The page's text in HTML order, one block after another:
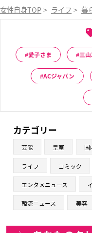
女性自身TOP > ライフ > 暮
愛子さま 三
ACジャパン
カテゴリー
芸能 皇室 国
ライフ コミック
エンタメニュース
韓流ニュース 美容